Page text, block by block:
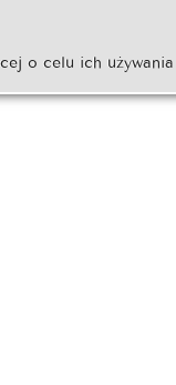
o celu ich